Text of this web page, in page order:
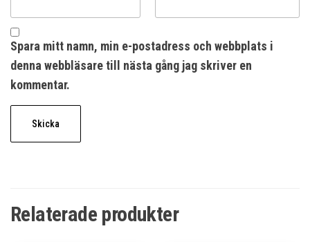
Spara mitt namn, min e-postadress och webbplats i
denna webbläsare till nästa gång jag skriver en
kommentar.
Relaterade produkter